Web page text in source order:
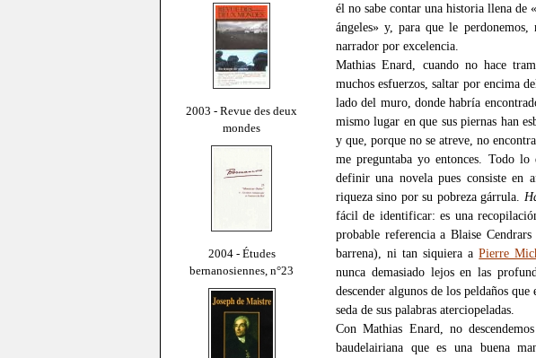
2003 - Revue des deux
mondes
2004 - Études
bernanosiennes, n°23
él no sabe contar una historia llena de
ángeles» y, para que le
narrador por excelencia.
Mathias Enard, cuando no hace
muchos esfuerzos, saltar por encima
lado del muro, donde habría
mismo lugar en que sus piernas han
y que, porque no se atreve, no
me preguntaba yo entonces. Todo
definir una novela pues consiste en
riqueza sino por su pobreza gárrula.
fácil de identificar: es una
probable referencia a Blaise
barrena), ni tan siquiera aPierre
nunca demasiado lejos en las
descender algunos de los peldaños
seda de sus palabras aterciopeladas.
Con Mathias Enard, no
baudelairiana que es una buena